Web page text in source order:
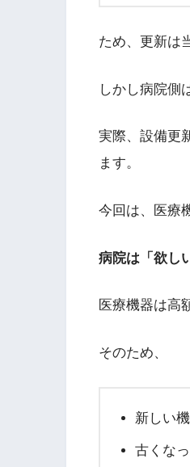
ため、更新は
しかし病院側
実際、設備更
ます。
今回は、医療
病院は「欲し
医療機器は高
そのため、
新しい
古くな